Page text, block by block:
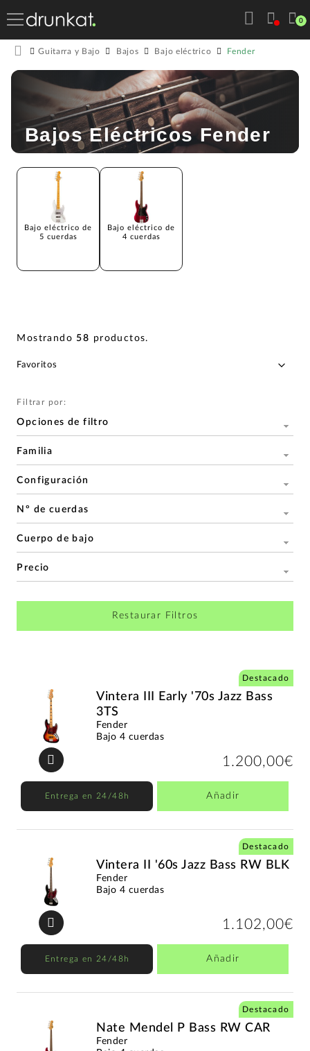
0
Guitarra y Bajo Bajos Bajo eléctrico Fender
Bajos Eléctricos Fender
Bajo eléctrico de
5 cuerdas
Bajo eléctrico de
4 cuerdas
Mostrando 58 productos.
Filtrar por:
Opciones de filtro
Familia
Configuración
Nº de cuerdas
Cuerpo de bajo
Precio
Restaurar Filtros
Vintera III Early '70s Jazz Bass
3TS
Fender
Bajo 4 cuerdas
1.200,00€
Entrega en 24/48h Añadir
Destacado
Vintera II '60s Jazz Bass RW BLK
Fender
Bajo 4 cuerdas
1.102,00€
Entrega en 24/48h Añadir
Destacado
Nate Mendel P Bass RW CAR
Fender
Destacado